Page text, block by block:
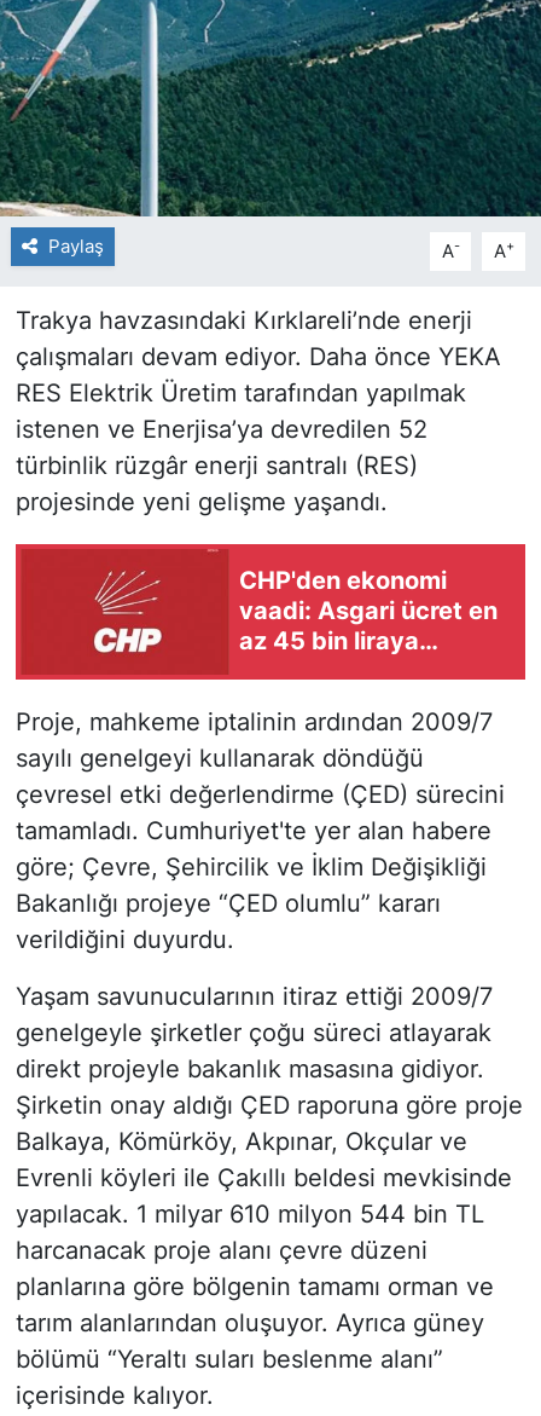
Paylaş A- A+
Trakya havzasındaki Kırklareli’nde enerji
çalışmaları devam ediyor. Daha önce YEKA
RES Elektrik Üretim tarafından yapılmak
istenen ve Enerjisa’ya devredilen 52
türbinlik rüzgâr enerji santralı (RES)
projesinde yeni gelişme yaşandı.
CHP'den ekonomi
vaadi: Asgari ücret en
az 45 bin liraya
Proje, mahkeme iptalinin ardından 2009/7
sayılı genelgeyi kullanarak döndüğü
çevresel etki değerlendirme (ÇED) sürecini
tamamladı. Cumhuriyet'te yer alan habere
göre; Çevre, Şehircilik ve İklim Değişikliği
Bakanlığı projeye “ÇED olumlu” kararı
verildiğini duyurdu.
Yaşam savunucularının itiraz ettiği 2009/7
genelgeyle şirketler çoğu süreci atlayarak
direkt projeyle bakanlık masasına gidiyor.
Şirketin onay aldığı ÇED raporuna göre proje
Balkaya, Kömürköy, Akpınar, Okçular ve
Evrenli köyleri ile Çakıllı beldesi mevkisinde
yapılacak. 1 milyar 610 milyon 544 bin TL
harcanacak proje alanı çevre düzeni
planlarına göre bölgenin tamamı orman ve
tarım alanlarından oluşuyor. Ayrıca güney
bölümü “Yeraltı suları beslenme alanı”
içerisinde kalıyor.